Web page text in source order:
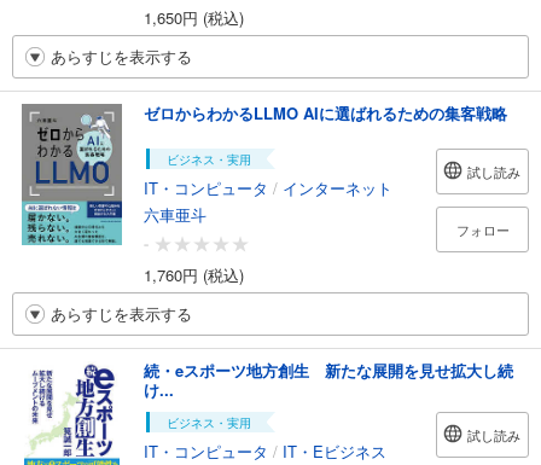
1,650円 (税込)
あらすじを表示する
ゼロからわかるLLMO AIに選ばれるための集客戦略
ビジネス・実用
IT・コンピュータ / インターネット
六車亜斗
-
1,760円 (税込)
試し読み
フォロー
あらすじを表示する
続・eスポーツ地方創生 新たな展開を見せ拡大し続
け...
ビジネス・実用
IT・コンピュータ / IT・Eビジネス
試し読み